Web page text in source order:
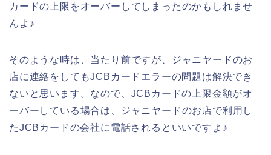
カードの上限をオーバーしてしまったのかもしれませ
んよ♪
そのような時は、当たり前ですが、ジャニヤードのお
店に連絡をしてもJCBカードエラーの問題は解決でき
ないと思います。なので、JCBカードの上限金額がオ
ーバーしている場合は、ジャニヤードのお店で利用し
たJCBカードの会社に電話されるといいですよ♪